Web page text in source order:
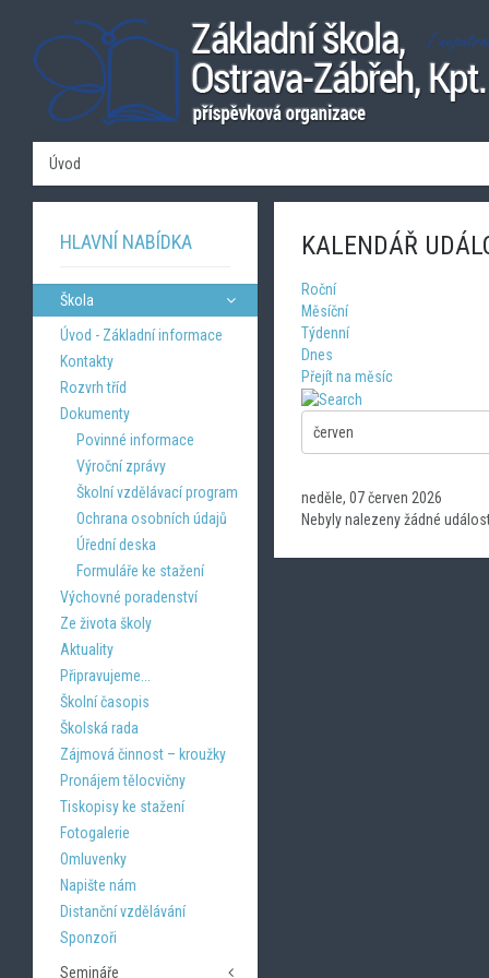
Úvod
KALENDÁŘ
Roční
Měsíční
Týdenní
Dnes
Přejít na měsíc
neděle, 07 červen 2026
Nebyly nalezeny žádné
HLAVNÍ NABÍDKA
Škola
Úvod - Základní informace
Kontakty
Rozvrh tříd
Dokumenty
Povinné informace
Výroční zprávy
Školní vzdělávací program
Ochrana osobních údajů
Úřední deska
Formuláře ke stažení
Výchovné poradenství
Ze života školy
Aktuality
Připravujeme...
Školní časopis
Školská rada
Zájmová činnost – kroužky
Pronájem tělocvičny
Tiskopisy ke stažení
Fotogalerie
Omluvenky
Napište nám
Distanční vzdělávání
Sponzoři
Semináře